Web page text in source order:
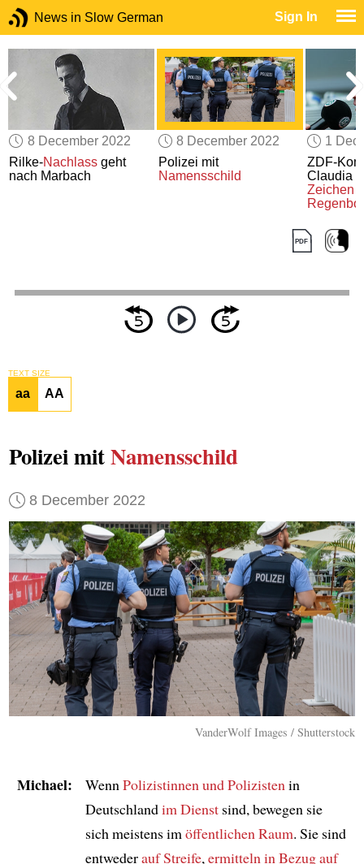
News in Slow German Sign In
8 December 2022
Rilke-Nachlass geht
nach Marbach
8 December 2022
Polizei mit
Namensschild
1
ZDF-
Claudia
Zeichen
TEXT SIZE
aa AA
Polizei mitNamensschild
8 December 2022
VanderWolf Images / Shutterstock
Michael: Wenn Polizistinnen und Polizisten in
Deutschlandim Dienstsind, bewegen sie
sich meistens im öffentlichen Raum. Sie sind
entwederauf Streife, ermitteln in Bezug auf